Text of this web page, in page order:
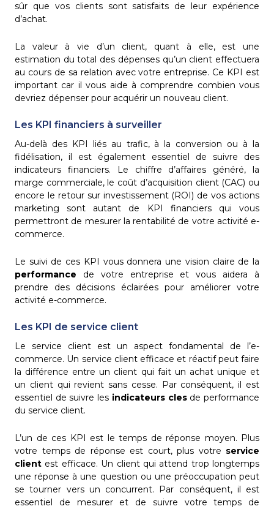
sûr que vos clients sont satisfaits de leur expérience
d’achat.
La valeur à vie d’un client, quant à elle, est une
estimation du total des dépenses qu’un client effectuera
au cours de sa relation avec votre entreprise. Ce KPI est
important car il vous aide à comprendre combien vous
devriez dépenser pour acquérir un nouveau client.
Les KPI financiers à surveiller
Au-delà des KPI liés au trafic, à la conversion ou à la
fidélisation, il est également essentiel de suivre des
indicateurs financiers. Le chiffre d’affaires généré, la
marge commerciale, le coût d’acquisition client (CAC) ou
encore le retour sur investissement (ROI) de vos actions
marketing sont autant de KPI financiers qui vous
permettront de mesurer la rentabilité de votre activité e-
commerce.
Le suivi de ces KPI vous donnera une vision claire de la
performance de votre entreprise et vous aidera à
prendre des décisions éclairées pour améliorer votre
activité e-commerce.
Les KPI de service client
Le service client est un aspect fondamental de l’e-
commerce. Un service client efficace et réactif peut faire
la différence entre un client qui fait un achat unique et
un client qui revient sans cesse. Par conséquent, il est
essentiel de suivre les indicateurs clesde performance
du service client.
L’un de ces KPI est le temps de réponse moyen. Plus
votre temps de réponse est court, plus votre service
client est efficace. Un client qui attend trop longtemps
une réponse à une question ou une préoccupation peut
se tourner vers un concurrent. Par conséquent, il est
essentiel de mesurer et de suivre votre temps de